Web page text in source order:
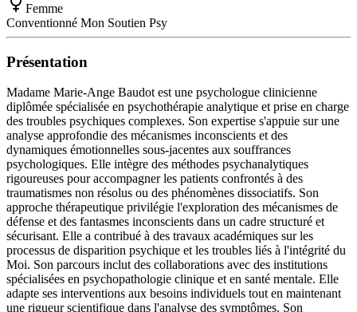
Femme
Conventionné Mon Soutien Psy
Présentation
Madame Marie-Ange Baudot est une psychologue clinicienne
diplômée spécialisée en psychothérapie analytique et prise en charge
des troubles psychiques complexes. Son expertise s'appuie sur une
analyse approfondie des mécanismes inconscients et des
dynamiques émotionnelles sous-jacentes aux souffrances
psychologiques. Elle intègre des méthodes psychanalytiques
rigoureuses pour accompagner les patients confrontés à des
traumatismes non résolus ou des phénomènes dissociatifs. Son
approche thérapeutique privilégie l'exploration des mécanismes de
défense et des fantasmes inconscients dans un cadre structuré et
sécurisant. Elle a contribué à des travaux académiques sur les
processus de disparition psychique et les troubles liés à l'intégrité du
Moi. Son parcours inclut des collaborations avec des institutions
spécialisées en psychopathologie clinique et en santé mentale. Elle
adapte ses interventions aux besoins individuels tout en maintenant
une rigueur scientifique dans l'analyse des symptômes. Son